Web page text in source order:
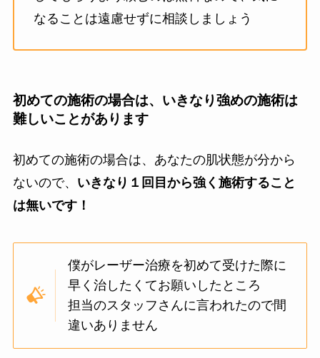
なることは遠慮せずに相談しましょう
初めての施術の場合は、いきなり強めの施術は
難しいことがあります
初めての施術の場合は、あなたの肌状態が分から
ないので、 いきなり１回目から強く施術すること
は無いです！
僕がレーザー治療を初めて受けた際に
早く治したくてお願いしたところ
担当のスタッフさんに言われたので間
違いありません